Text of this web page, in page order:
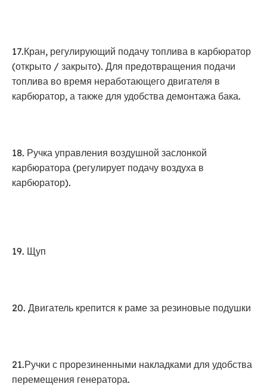
17.Кран, регулирующий подачу топлива в карбюратор
(открыто / закрыто). Для предотвращения подачи
топлива во время неработающего двигателя в
карбюратор, а также для удобства демонтажа бака.
18. Ручка управления воздушной заслонкой
карбюратора (регулирует подачу воздуха в
карбюратор).
19. Щуп
20. Двигатель крепится к раме за резиновые подушки
21.Ручки с прорезиненными накладками для удобства
перемещения генератора.